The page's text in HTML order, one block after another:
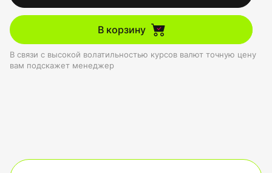
В корзину
В связи с высокой волатильностью курсов валют точную цену
вам подскажет менеджер